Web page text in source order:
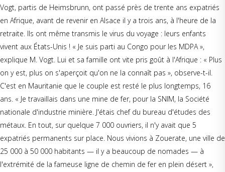
Vogt, partis de Heimsbrunn, ont passé près de trente ans expatriés
en Afrique, avant de revenir en Alsace il y a trois ans, à l'heure de la
retraite. Ils ont même transmis le virus du voyage : leurs enfants
vivent aux États-Unis ! « Je suis parti au Congo pour les MDPA »,
explique M. Vogt. Lui et sa famille ont vite pris goût à l'Afrique : « Plus
on y est, plus on s'aperçoit qu'on ne la connaît pas », observe-t-il.
C'est en Mauritanie que le couple est resté le plus longtemps, 16
ans. « Je travaillais dans une mine de fer, pour la SNIM, la Société
nationale d'industrie minière. J'étais chef du bureau d'études des
métaux. En tout, sur quelque 7 000 ouvriers, il n'y avait que 5
expatriés permanents sur place. Nous vivions à Zouerate, une ville de
25 000 à 50 000 habitants — il y a beaucoup de nomades — à
l'extrémité de la fameuse ligne de chemin de fer en plein désert »,